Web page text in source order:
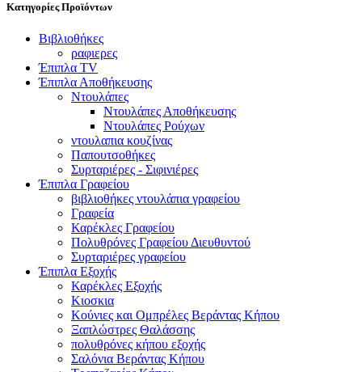
Κατηγορίες Προϊόντων
Βιβλιοθήκες
ραφιερες
Έπιπλα TV
Έπιπλα Αποθήκευσης
Ντουλάπες
Ντουλάπες Αποθήκευσης
Ντουλάπες Ρούχων
ντουλαπια κουζίνας
Παπουτσοθήκες
Συρταριέρες - Σιφινιέρες
Έπιπλα Γραφείου
βιβλιοθήκες ντουλάπια γραφείου
Γραφεία
Καρέκλες Γραφείου
Πολυθρόνες Γραφείου Διευθυντού
Συρταριέρες γραφείου
Έπιπλα Εξοχής
Καρέκλες Εξοχής
Κιοσκια
Κούνιες και Ομπρέλες Βεράντας Κήπου
Ξαπλώστρες Θαλάσσης
πολυθρόνες κήπου εξοχής
Σαλόνια Βεράντας Κήπου